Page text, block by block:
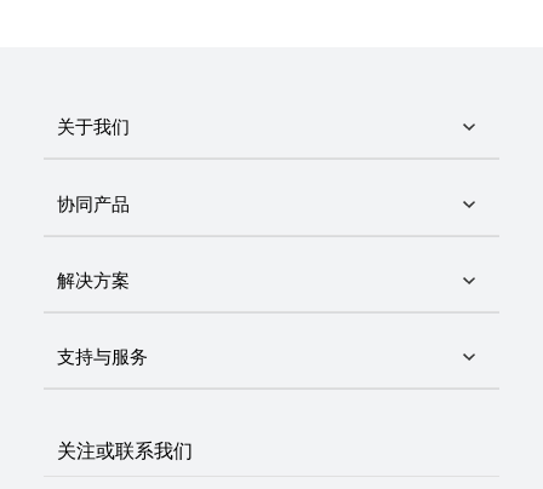
关于我们
协同产品
解决方案
支持与服务
关注或联系我们